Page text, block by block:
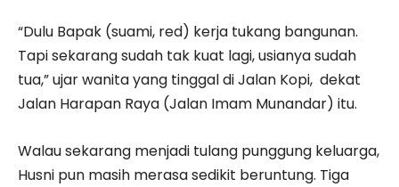
“Dulu Bapak (suami, red) kerja tukang bangunan.
Tapi sekarang sudah tak kuat lagi, usianya sudah
tua,” ujar wanita yang tinggal di Jalan Kopi, dekat
Jalan Harapan Raya (Jalan Imam Munandar) itu.
Walau sekarang menjadi tulang punggung keluarga,
Husni pun masih merasa sedikit beruntung. Tiga